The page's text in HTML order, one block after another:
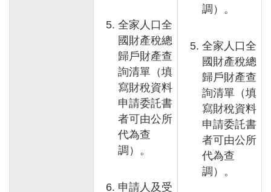
全家人口全
國財產稅總
歸戶財產查
詢清單（填
寫財稅資料
申請委託書
者可由公所
代為查
調）。
申請人及受
調）。
全家人口全
國財產稅總
歸戶財產查
詢清單（填
寫財稅資料
申請委託書
者可由公所
代為查
調）。